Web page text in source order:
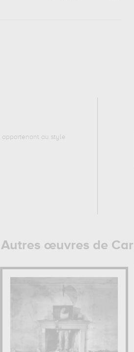
appartenant au style
Autres œuvres de